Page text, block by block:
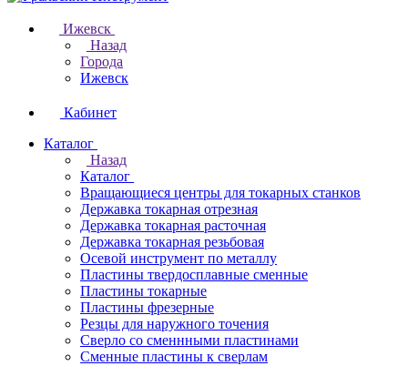
Ижевск
Назад
Города
Ижевск
Кабинет
Каталог
Назад
Каталог
Вращающиеся центры для токарных станков
Державка токарная отрезная
Державка токарная расточная
Державка токарная резьбовая
Осевой инструмент по металлу
Пластины твердосплавные сменные
Пластины токарные
Пластины фрезерные
Резцы для наружного точения
Сверло со сменнными пластинами
Сменные пластины к сверлам